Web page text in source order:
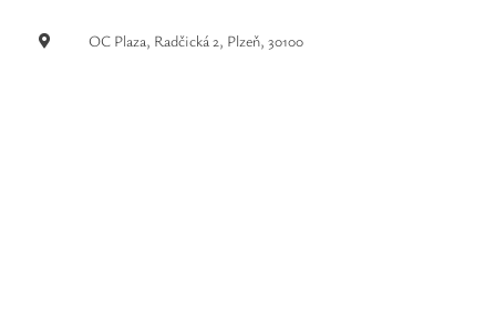
OC Plaza, Radčická 2, Plzeň, 30100